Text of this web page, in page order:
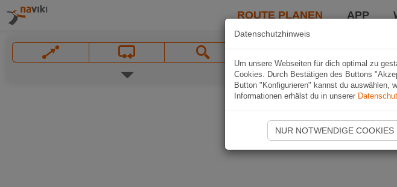
ROUTE PLANEN APP
Datenschutzhinweis
Um unsere Webseiten für dich optimal zu
Cookies. Durch Bestätigen des Buttons
Button "Konfigurieren" kannst du auswählen,
Informationen erhälst du in unserer
NUR NOTWENDIGE COOKIES